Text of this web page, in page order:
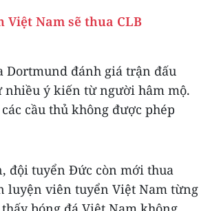
Việt Nam sẽ thua CLB
Dortmund đánh giá trận đấu
nhiều ý kiến từ người hâm mộ.
cầu thủ không được phép
đội tuyển Đức còn mới thua
luyện viên tuyển Việt Nam từng